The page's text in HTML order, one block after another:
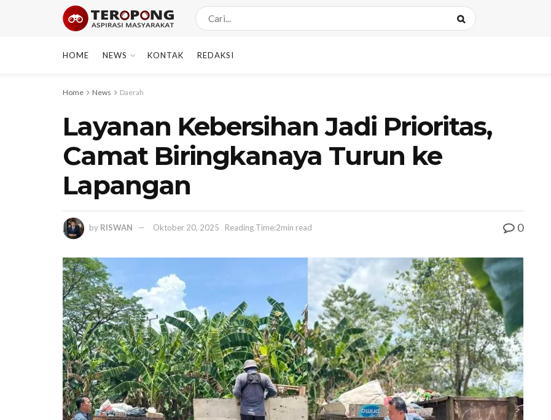
HOME NEWS KONTAK REDAKSI
Home News Daerah
Layanan Kebersihan Jadi Prioritas,
Camat Biringkanaya Turun ke
Lapangan
by RISWAN Oktober 20, 2025 Reading Time:2min read 0